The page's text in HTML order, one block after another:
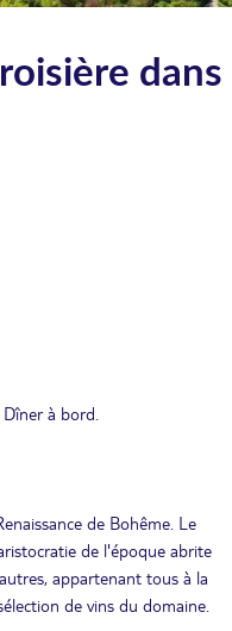
dans
à bord.
de Bohême. Le
de l'époque abrite
appartenant tous à la
de vins du domaine.